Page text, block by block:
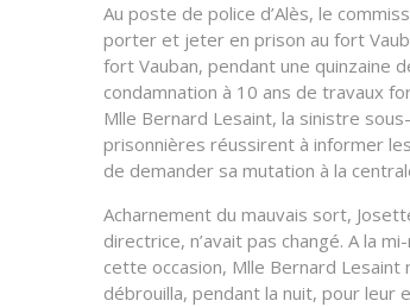
Au poste de police d’Alès, le
porter et jeter en prison au fort
fort Vauban, pendant une quinzaine
condamnation à 10 ans de travaux
Mlle Bernard Lesaint, la sinistre
prisonnières réussirent à informer
de demander sa mutation à la
Acharnement du mauvais sort,
directrice, n’avait pas changé. A la
cette occasion, Mlle Bernard Lesaint
débrouilla, pendant la nuit, pour leur